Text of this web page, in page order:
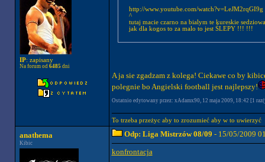
IP: zapisany
Na forum od 6485dni
http://www.youtube.com/watch?v=LeJM2rqGI9g
^
tutaj macie czarno na bialym te kureskie
jak dla kogos to za malo to jest ŚLEPY !!! !!!
A ja sie zgadzam z kolega! Ciekawe co by
polegnie bo Angielski football jest najlepszy!
Ostatnio edytowany przez: xAdamx90, 12 maja 2009, 18:42 [1
To trzeba przeżyc aby to zrozumieć aby w to uwierzyć
anathema
Kibic
Odp: Liga Mistrzów 08/09 - 15/05/2009
konfrontacja